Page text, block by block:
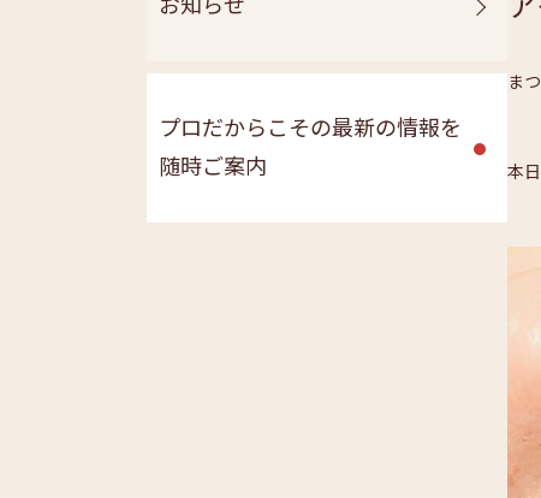
お知らせ
プロだからこその最新の情報を
随時ご案内
ま
本